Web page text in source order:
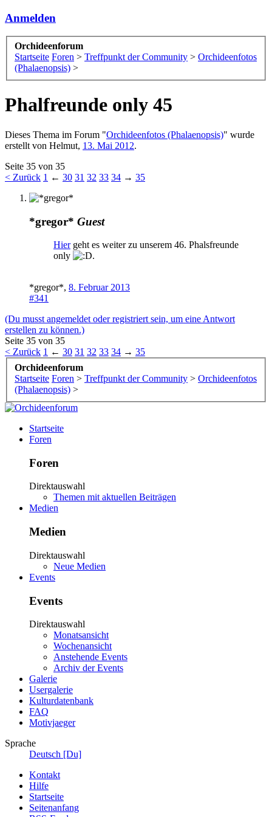
Anmelden
Orchideenforum
Startseite Foren > Treffpunkt der Community > Orchideenfotos
(Phalaenopsis) >
Phalfreunde only 45
Dieses Thema im Forum "Orchideenfotos (Phalaenopsis)" wurde
erstellt von Helmut, 13. Mai 2012.
Seite 35 von 35
< Zurück 1 ← 30 31 32 33 34 → 35
*gregor* Guest
Hiergeht es weiter zu unserem 46. Phalsfreunde
only
.
*gregor*, 8. Februar 2013
#341
(Du musst angemeldet oder registriert sein, um eine Antwort
erstellen zu können.)
Seite 35 von 35
< Zurück 1 ← 30 31 32 33 34 → 35
Orchideenforum
Startseite Foren > Treffpunkt der Community > Orchideenfotos
(Phalaenopsis) >
Startseite
Foren
Foren
Direktauswahl
Themen mit aktuellen Beiträgen
Medien
Medien
Direktauswahl
Neue Medien
Events
Events
Direktauswahl
Monatsansicht
Wochenansicht
Anstehende Events
Archiv der Events
Galerie
Usergalerie
Kulturdatenbank
FAQ
Motivjaeger
Sprache
Deutsch [Du]
Kontakt
Hilfe
Startseite
Seitenanfang